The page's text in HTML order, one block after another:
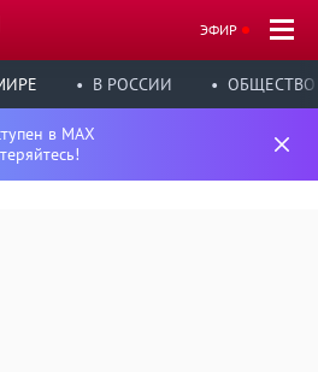
ЭФИР
В РОССИИ ОБЩЕСТВО
в MAX